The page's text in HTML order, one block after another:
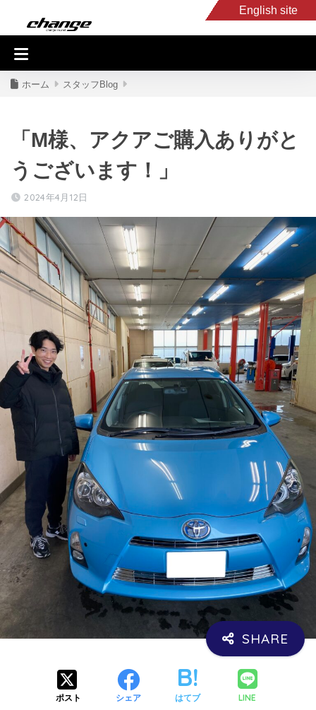
English site
入庫車情報
ホーム スタッフBlog
「M様、アクアご購入ありがと
うございます！」
2024年4月12日
ポスト シェア はてブ LINE